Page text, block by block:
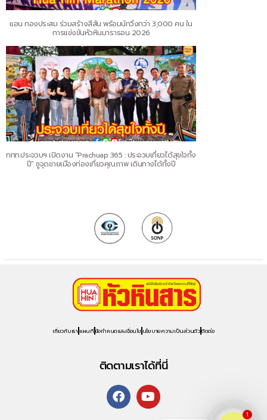
แอน ทองประสม ร่วมสร้างสีสัน พร้อมนักวิ่งกว่า 3,000 คน ใน
การแข่งขันหัวหินมาราธอน 2026
ททท.ประจวบฯ เปิดงาน “Prachuap 365 : ประจวบเที่ยวได้สุขใจทั้ง
ปี” ชูจุดขายเมืองท่องเที่ยวคุณภาพ เดินทางได้ทั้งปี
เกี่ยวกับเรา แผนที่ข้อกำหนดและเงื่อนไข นโยบายความเป็นส่วนตัวติดต่อ
ติดตามเราได้ที่นี่
1